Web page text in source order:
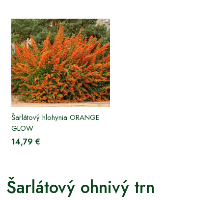
Šarlátový hlohynia ORANGE
GLOW
14,79 €
Šarlátový ohnivý trn